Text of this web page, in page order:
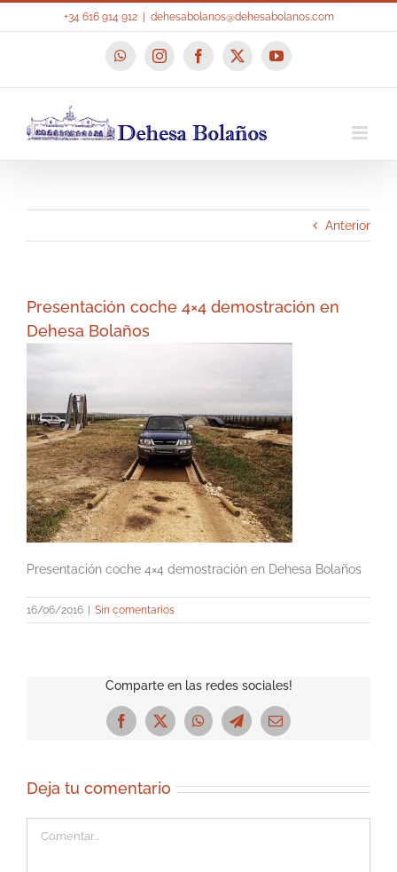
+34 616 914 912 dehesabolanos@dehesabolanos.com
WhatsAppInstagramFacebook
X YouTube
Anterior
Presentación coche 4×4 demostración en
Dehesa Bolaños
Presentación coche 4×4 demostración en Dehesa Bolaños
16/06/2016 Sin comentarios
Comparte en las redes sociales!
Facebook
X WhatsAppTelegramCorreo
Deja tu comentario